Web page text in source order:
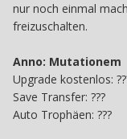
nur noch einmal
freizuschalten.
Anno: Mutationem
Upgrade kostenlos:
Save Transfer: ???
Auto Trophäen: ???